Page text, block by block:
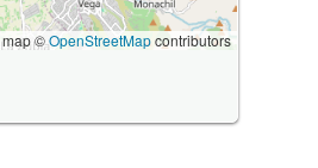
map ©OpenStreetMapcontributors